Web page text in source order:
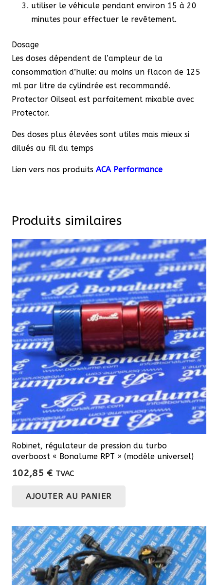
utiliser le véhicule pendant environ 15 à 20
minutes pour effectuer le revêtement.
Dosage
Les doses dépendent de l’ampleur de la
consommation d’huile: au moins un flacon de 125
ml par litre de cylindrée est recommandé.
Protector Oilseal est parfaitement mixable avec
Protector.
Des doses plus élevées sont utiles mais mieux si
dilués au fil du temps
Lien vers nos produits ACA Performance
Produits similaires
Robinet, régulateur de pression du turbo
overboost « Bonalume RPT » (modèle universel)
102,85 € TVAC
AJOUTER AU PANIER